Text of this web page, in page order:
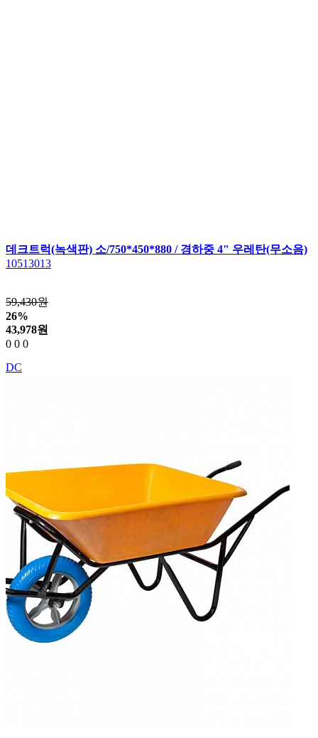
데크트럭(녹색판) 소/750*450*880 / 경하중 4" 우레탄(무소음)
10513013
59,430원
26%
43,978원
0 0 0
DC